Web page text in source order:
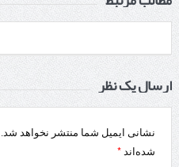
ارسال یک نظر
نشانی ایمیل شما منتشر نخواهد شد.
شده‌اند *